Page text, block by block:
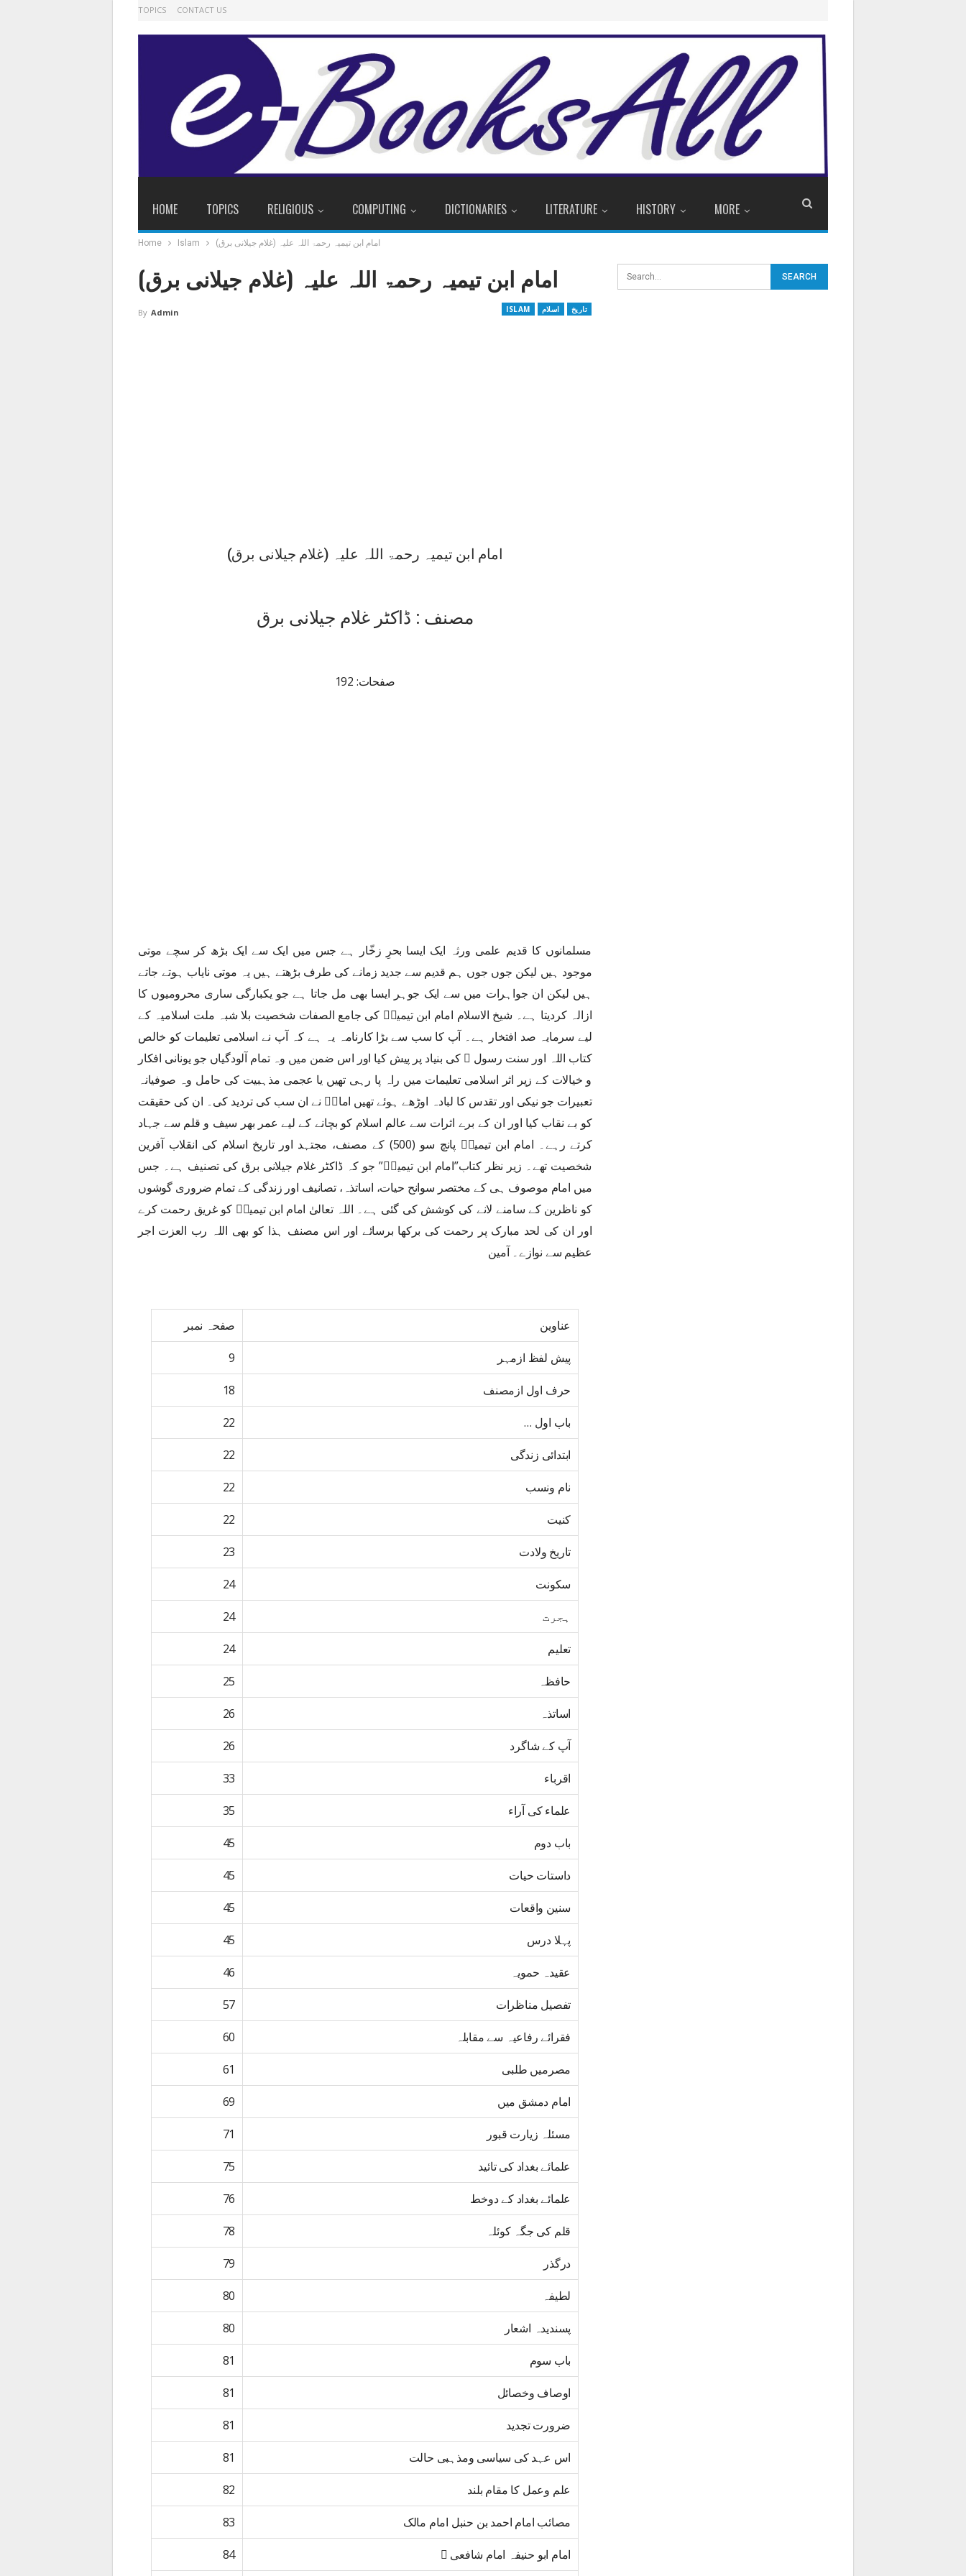
TOPICS CONTACT US
HOME TOPICS RELIGIOUS COMPUTING DICTIONARIES LITERATURE HISTORY MORE
Home Islam امام ابن تیمیہ رحمۃ اللہ علیہ (غلام جیلانی برق)
امام ابن تیمیہ رحمۃ اللہ علیہ (غلام جیلانی برق)
ISLAM اسلام تاریخ By Admin
امام ابن تیمیہ رحمۃ اللہ علیہ (غلام جیلانی برق)
مصنف : ڈاکٹر غلام جیلانی برق
صفحات: 192
مسلمانوں کا قدیم علمی ورثہ ایک ایسا بحرِ زخّار ہے جس میں ایک سے ایک بڑھ کر سچے موتی
موجود ہیں لیکن جوں جوں ہم قدیم سے جدید زمانے کی طرف بڑھتے ہیں یہ موتی نایاب ہوتے جاتے
ہیں لیکن ان جواہرات میں سے ایک جوہر ایسا بھی مل جاتا ہے جو یکبارگی ساری محرومیوں کا
ازالہ کردیتا ہے۔ شیخ الاسلام امام ابن تیمیہؒ کی جامع الصفات شخصیت بلا شبہ ملت اسلامیہ کے
لیے سرمایہ صد افتخار ہے۔ آپ کا سب سے بڑا کارنامہ یہ ہے کہ آپ نے اسلامی تعلیمات کو خالص
کتاب اللہ اور سنت رسول ﷺ کی بنیاد پر پیش کیا اور اس ضمن میں وہ تمام آلودگیاں جو یونانی افکار
و خیالات کے زیر اثر اسلامی تعلیمات میں راہ پا رہی تھیں یا عجمی مذہبیت کی حامل وہ صوفیانہ
تعبیرات جو نیکی اور تقدس کا لبادہ اوڑھے ہوئے تھیں امامؒ نے ان سب کی تردید کی۔ ان کی حقیقت
کو بے نقاب کیا اور ان کے برے اثرات سے عالم اسلام کو بچانے کے لیے عمر بھر سیف و قلم سے جہاد
کرتے رہے۔ امام ابن تیمیہؒ پانچ سو (500) کے مصنف، مجتہد اور تاریخ اسلام کی انقلاب آفرین
شخصیت تھے۔ زیر نظر کتاب”امام ابن تیمیہؒ” جو کہ ڈاکٹر غلام جیلانی برق کی تصنیف ہے۔ جس
میں امام موصوف ہی کے مختصر سوانح حیات، اساتذہ، تصانیف اور زندگی کے تمام ضروری گوشوں
کو ناظرین کے سامنے لانے کی کوشش کی گئی ہے۔ اللہ تعالیٰ امام ابن تیمیہؒ کو غریق رحمت کرے
اور ان کی لحد مبارک پر رحمت کی برکھا برسائے اور اس مصنف ہذا کو بھی اللہ رب العزت اجر
عظیم سے نوازے۔ آمین
عناوین صفحہ نمبر
پیش لفظ ازمہر 9
حرف اول ازمصنف 18
باب اول … 22
ابتدائی زندگی 22
نام ونسب 22
کنیت 22
تاریخ ولادت 23
سکونت 24
ہجرت 24
تعلیم 24
حافظہ 25
اساتذہ 26
آپ کے شاگرد 26
اقرباء 33
علماء کی آراء 35
باب دوم 45
داستات حیات 45
سنین واقعات 45
پہلا درس 45
عقیدہ حمویہ 46
تفصیل مناظرات 57
فقرائے رفاعیہ سے مقابلہ 60
مصرمیں طلبی 61
امام دمشق میں 69
مسئلہ زیارت قبور 71
علمائے بغداد کی تائید 75
علمائے بغداد کے دوخط 76
قلم کی جگہ کوئلہ 78
درگذر 79
لطیفہ 80
پسندیدہ اشعار 80
باب سوم 81
اوصاف وخصائل 81
ضرورت تجدید 81
اس عہد کی سیاسی ومذہبی حالت 81
علم وعمل کا مقام بلند 82
مصائب امام احمد بن حنبل امام مالک 83
امام ابو حنیفہ امام شافعی  84